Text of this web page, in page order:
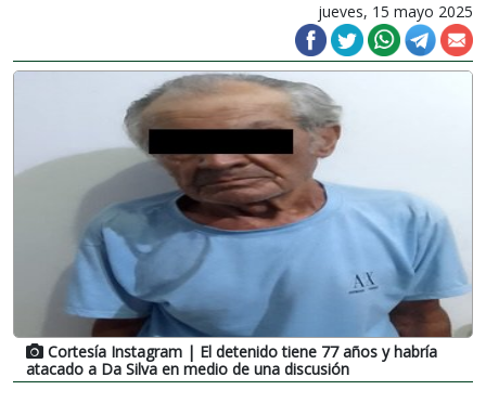
jueves, 15 mayo 2025
Cortesía Instagram | El detenido tiene 77 años y habría
atacado a Da Silva en medio de una discusión